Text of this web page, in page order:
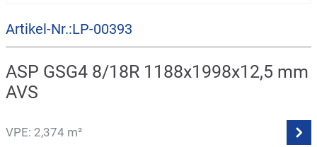
Artikel-Nr.:LP-00393
ASP GSG4 8/18R 1188x1998x12,5 mm
AVS
VPE: 2,374 m²